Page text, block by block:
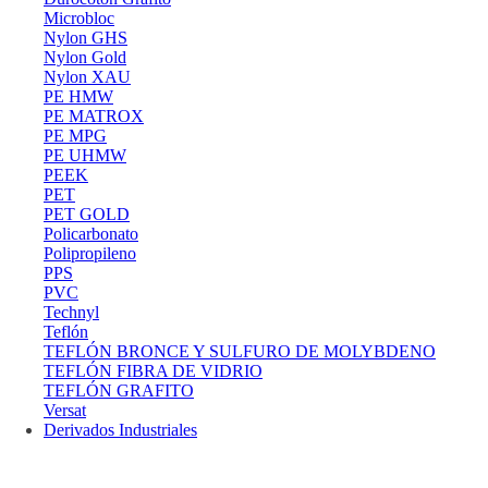
Microbloc
Nylon GHS
Nylon Gold
Nylon XAU
PE HMW
PE MATROX
PE MPG
PE UHMW
PEEK
PET
PET GOLD
Policarbonato
Polipropileno
PPS
PVC
Technyl
Teflón
TEFLÓN BRONCE Y SULFURO DE MOLYBDENO
TEFLÓN FIBRA DE VIDRIO
TEFLÓN GRAFITO
Versat
Derivados Industriales